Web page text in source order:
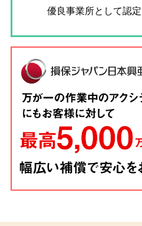
優良事業所として認定